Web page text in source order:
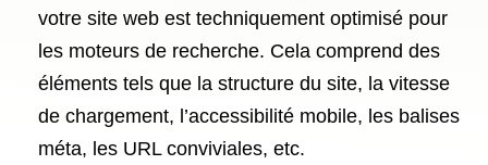
votre site web est techniquement optimisé pour
les moteurs de recherche. Cela comprend des
éléments tels que la structure du site, la vitesse
de chargement, l’accessibilité mobile, les balises
méta, les URL conviviales, etc.